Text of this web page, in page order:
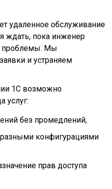
удаленное обслуживание
ждать, пока инженер
проблемы. Мы
и устраняем
1С возможно
услуг:
без промедлений;
конфигурациями
прав доступа